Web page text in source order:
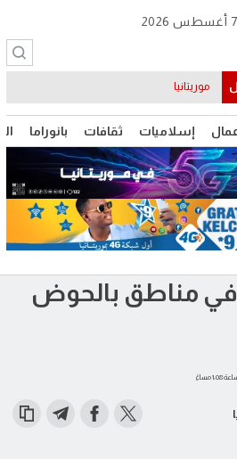
إسلاميات ثقافات بانوراما
موريتانيا
مناطق بالحوض